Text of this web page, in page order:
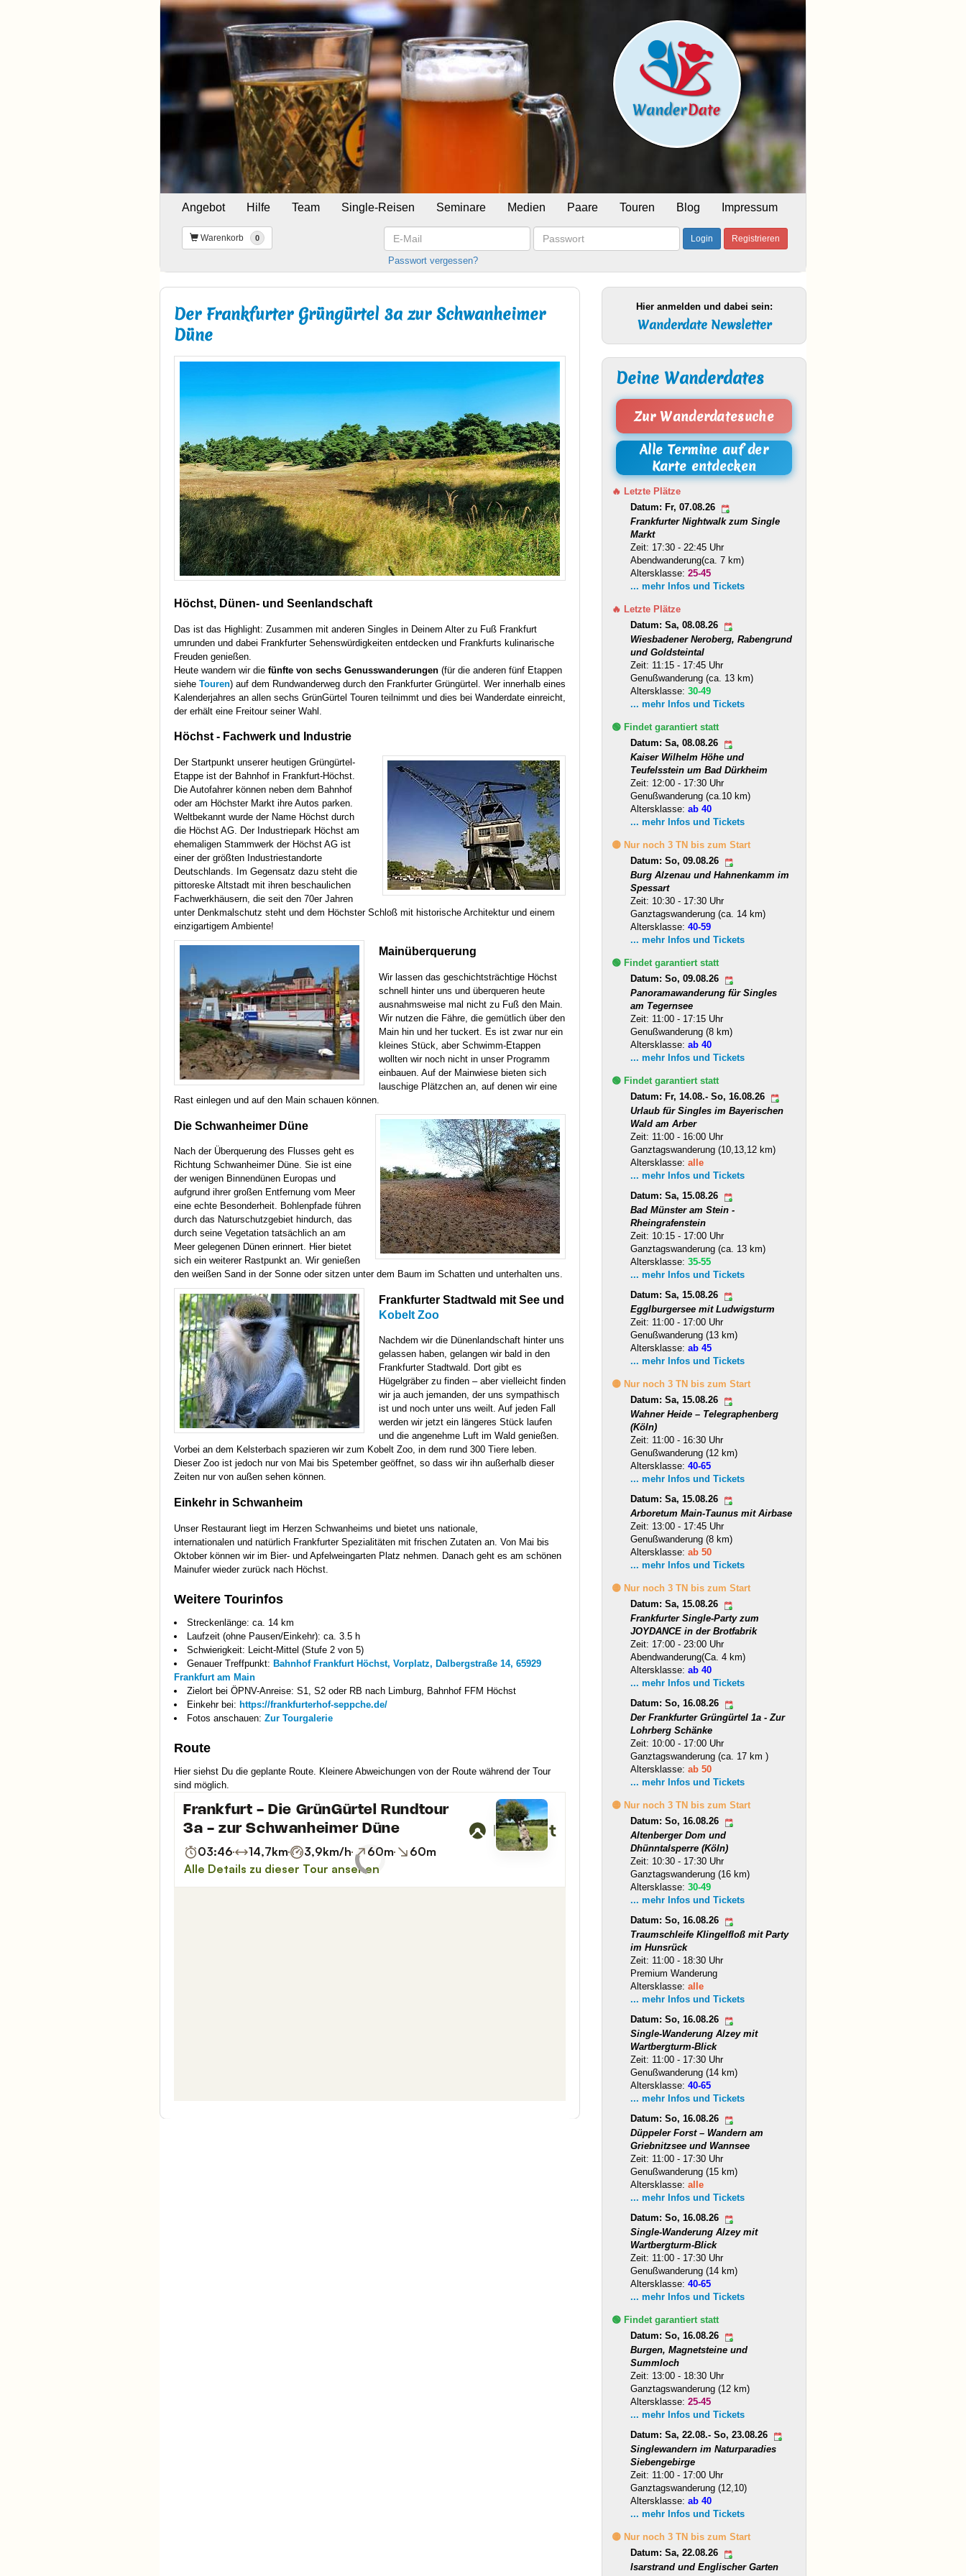
Angebot Hilfe Team Single-Reisen Seminare Medien Paare Touren Blog Impressum
Warenkorb 0
E-
Mail
Passwort
Login Registrieren
Passwort vergessen?
Der Frankfurter Grüngürtel 3a zur Schwanheimer
Düne
Höchst, Dünen- und Seenlandschaft
Das ist das Highlight: Zusammen mit anderen Singles in Deinem Alter zu Fuß Frankfurt
umrunden und dabei Frankfurter Sehenswürdigkeiten entdecken und Frankfurts kulinarische
Freuden genießen.
Heute wandern wir die fünfte von sechs Genusswanderungen (für die anderen fünf Etappen
siehe Touren) auf dem Rundwanderweg durch den Frankfurter Grüngürtel. Wer innerhalb eines
Kalenderjahres an allen sechs GrünGürtel Touren teilnimmt und dies bei Wanderdate einreicht,
der erhält eine Freitour seiner Wahl.
Höchst - Fachwerk und Industrie
Der Startpunkt unserer heutigen Grüngürtel-
Etappe ist der Bahnhof in Frankfurt-Höchst.
Die Autofahrer können neben dem Bahnhof
oder am Höchster Markt ihre Autos parken.
Weltbekannt wurde der Name Höchst durch
die Höchst AG. Der Industriepark Höchst am
ehemaligen Stammwerk der Höchst AG ist
einer der größten Industriestandorte
Deutschlands. Im Gegensatz dazu steht die
pittoreske Altstadt mit ihren beschaulichen
Fachwerkhäusern, die seit den 70er Jahren
unter Denkmalschutz steht und dem Höchster Schloß mit historische Architektur und einem
einzigartigem Ambiente!
Mainüberquerung
Wir lassen das geschichtsträchtige Höchst
schnell hinter uns und überqueren heute
ausnahmsweise mal nicht zu Fuß den Main.
Wir nutzen die Fähre, die gemütlich über den
Main hin und her tuckert. Es ist zwar nur ein
kleines Stück, aber Schwimm-Etappen
wollten wir noch nicht in unser Programm
einbauen. Auf der Mainwiese bieten sich
lauschige Plätzchen an, auf denen wir eine
Rast einlegen und auf den Main schauen können.
Die Schwanheimer Düne
Nach der Überquerung des Flusses geht es
Richtung Schwanheimer Düne. Sie ist eine
der wenigen Binnendünen Europas und
aufgrund ihrer großen Entfernung vom Meer
eine echte Besonderheit. Bohlenpfade führen
durch das Naturschutzgebiet hindurch, das
durch seine Vegetation tatsächlich an am
Meer gelegenen Dünen erinnert. Hier bietet
sich ein weiterer Rastpunkt an. Wir genießen
den weißen Sand in der Sonne oder sitzen unter dem Baum im Schatten und unterhalten uns.
Frankfurter Stadtwald mit See und
Kobelt Zoo
Nachdem wir die Dünenlandschaft hinter uns
gelassen haben, gelangen wir bald in den
Frankfurter Stadtwald. Dort gibt es
Hügelgräber zu finden – aber vielleicht finden
wir ja auch jemanden, der uns sympathisch
ist und noch unter uns weilt. Auf jeden Fall
werden wir jetzt ein längeres Stück laufen
und die angenehme Luft im Wald genießen.
Vorbei an dem Kelsterbach spazieren wir zum Kobelt Zoo, in dem rund 300 Tiere leben.
Dieser Zoo ist jedoch nur von Mai bis Spetember geöffnet, so dass wir ihn außerhalb dieser
Zeiten nur von außen sehen können.
Einkehr in Schwanheim
Unser Restaurant liegt im Herzen Schwanheims und bietet uns nationale,
internationalen und natürlich Frankfurter Spezialitäten mit frischen Zutaten an. Von Mai bis
Oktober können wir im Bier- und Apfelweingarten Platz nehmen. Danach geht es am schönen
Mainufer wieder zurück nach Höchst.
Weitere Tourinfos
Streckenlänge: ca. 14 km
Laufzeit (ohne Pausen/Einkehr): ca. 3.5 h
Schwierigkeit: Leicht-Mittel (Stufe 2 von 5)
Genauer Treffpunkt: Bahnhof Frankfurt Höchst, Vorplatz, Dalbergstraße 14, 65929
Frankfurt am Main
Zielort bei ÖPNV-Anreise: S1, S2 oder RB nach Limburg, Bahnhof FFM Höchst
Einkehr bei: https://frankfurterhof-seppche.de/
Fotos anschauen: Zur Tourgalerie
Route
Hier siehst Du die geplante Route. Kleinere Abweichungen von der Route während der Tour
sind möglich.
Hier anmelden und dabei sein:
Wanderdate Newsletter
Deine Wanderdates
Zur Wanderdatesuche
Alle Termine auf der
Karte entdecken
🔥 Letzte Plätze
Datum: Fr, 07.08.26
Frankfurter Nightwalk zum Single
Markt
Zeit: 17:30 - 22:45 Uhr
Abendwanderung(ca. 7 km)
Altersklasse:25-45
... mehr Infos und Tickets
🔥 Letzte Plätze
Datum: Sa, 08.08.26
Wiesbadener Neroberg, Rabengrund
und Goldsteintal
Zeit: 11:15 - 17:45 Uhr
Genußwanderung (ca. 13 km)
Altersklasse:30-49
... mehr Infos und Tickets
🟢 Findet garantiert statt
Datum: Sa, 08.08.26
Kaiser Wilhelm Höhe und
Teufelsstein um Bad Dürkheim
Zeit: 12:00 - 17:30 Uhr
Genußwanderung (ca.10 km)
Altersklasse:ab 40
... mehr Infos und Tickets
🟡 Nur noch 3 TN bis zum Start
Datum: So, 09.08.26
Burg Alzenau und Hahnenkamm im
Spessart
Zeit: 10:30 - 17:30 Uhr
Ganztagswanderung (ca. 14 km)
Altersklasse:40-59
... mehr Infos und Tickets
🟢 Findet garantiert statt
Datum: So, 09.08.26
Panoramawanderung für Singles
am Tegernsee
Zeit: 11:00 - 17:15 Uhr
Genußwanderung (8 km)
Altersklasse:ab 40
... mehr Infos und Tickets
🟢 Findet garantiert statt
Datum: Fr, 14.08.- So, 16.08.26
Urlaub für Singles im Bayerischen
Wald am Arber
Zeit: 11:00 - 16:00 Uhr
Ganztagswanderung (10,13,12 km)
Altersklasse:alle
... mehr Infos und Tickets
Datum: Sa, 15.08.26
Bad Münster am Stein -
Rheingrafenstein
Zeit: 10:15 - 17:00 Uhr
Ganztagswanderung (ca. 13 km)
Altersklasse:35-55
... mehr Infos und Tickets
Datum: Sa, 15.08.26
Egglburgersee mit Ludwigsturm
Zeit: 11:00 - 17:00 Uhr
Genußwanderung (13 km)
Altersklasse:ab 45
... mehr Infos und Tickets
🟡 Nur noch 3 TN bis zum Start
Datum: Sa, 15.08.26
Wahner Heide – Telegraphenberg
(Köln)
Zeit: 11:00 - 16:30 Uhr
Genußwanderung (12 km)
Altersklasse:40-65
... mehr Infos und Tickets
Datum: Sa, 15.08.26
Arboretum Main-Taunus mit Airbase
Zeit: 13:00 - 17:45 Uhr
Genußwanderung (8 km)
Altersklasse:ab 50
... mehr Infos und Tickets
🟡 Nur noch 3 TN bis zum Start
Datum: Sa, 15.08.26
Frankfurter Single-Party zum
JOYDANCE in der Brotfabrik
Zeit: 17:00 - 23:00 Uhr
Abendwanderung(Ca. 4 km)
Altersklasse:ab 40
... mehr Infos und Tickets
Datum: So, 16.08.26
Der Frankfurter Grüngürtel 1a - Zur
Lohrberg Schänke
Zeit: 10:00 - 17:00 Uhr
Ganztagswanderung (ca. 17 km )
Altersklasse:ab 50
... mehr Infos und Tickets
🟡 Nur noch 3 TN bis zum Start
Datum: So, 16.08.26
Altenberger Dom und
Dhünntalsperre (Köln)
Zeit: 10:30 - 17:30 Uhr
Ganztagswanderung (16 km)
Altersklasse:30-49
... mehr Infos und Tickets
Datum: So, 16.08.26
Traumschleife Klingelfloß mit Party
im Hunsrück
Zeit: 11:00 - 18:30 Uhr
Premium Wanderung
Altersklasse:alle
... mehr Infos und Tickets
Datum: So, 16.08.26
Single-Wanderung Alzey mit
Wartbergturm-Blick
Zeit: 11:00 - 17:30 Uhr
Genußwanderung (14 km)
Altersklasse:40-65
... mehr Infos und Tickets
Datum: So, 16.08.26
Düppeler Forst – Wandern am
Griebnitzsee und Wannsee
Zeit: 11:00 - 17:30 Uhr
Genußwanderung (15 km)
Altersklasse:alle
... mehr Infos und Tickets
Datum: So, 16.08.26
Single-Wanderung Alzey mit
Wartbergturm-Blick
Zeit: 11:00 - 17:30 Uhr
Genußwanderung (14 km)
Altersklasse:40-65
... mehr Infos und Tickets
🟢 Findet garantiert statt
Datum: So, 16.08.26
Burgen, Magnetsteine und
Summloch
Zeit: 13:00 - 18:30 Uhr
Ganztagswanderung (12 km)
Altersklasse:25-45
... mehr Infos und Tickets
Datum: Sa, 22.08.- So, 23.08.26
Singlewandern im Naturparadies
Siebengebirge
Zeit: 11:00 - 17:00 Uhr
Ganztagswanderung (12,10)
Altersklasse:ab 40
... mehr Infos und Tickets
🟡 Nur noch 3 TN bis zum Start
Datum: Sa, 22.08.26
Isarstrand und Englischer Garten